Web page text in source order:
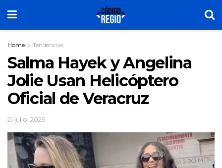
Home Tendencias
Salma Hayek y Angelina
Jolie Usan Helicóptero
Oficial de Veracruz
21 julio, 2025